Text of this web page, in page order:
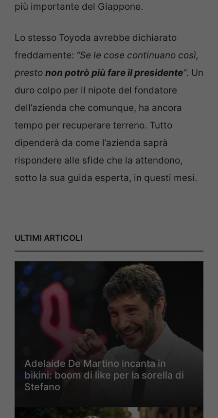
più importante del Giappone.
Lo stesso Toyoda avrebbe dichiarato
freddamente: “Se le cose continuano così,
presto non potrò più fare il presidente“. Un
duro colpo per il nipote del fondatore
dell’azienda che comunque, ha ancora
tempo per recuperare terreno. Tutto
dipenderà da come l’azienda saprà
rispondere alle sfide che la attendono,
sotto la sua guida esperta, in questi mesi.
ULTIMI ARTICOLI
Adelaide De Martino incanta in
bikini: boom di like per la sorella di
Stefano